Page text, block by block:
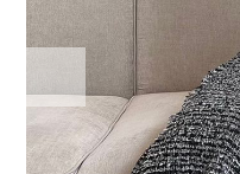
STYLE PHOTO
ACCOUNT
SHOP LIST
CONCEPT